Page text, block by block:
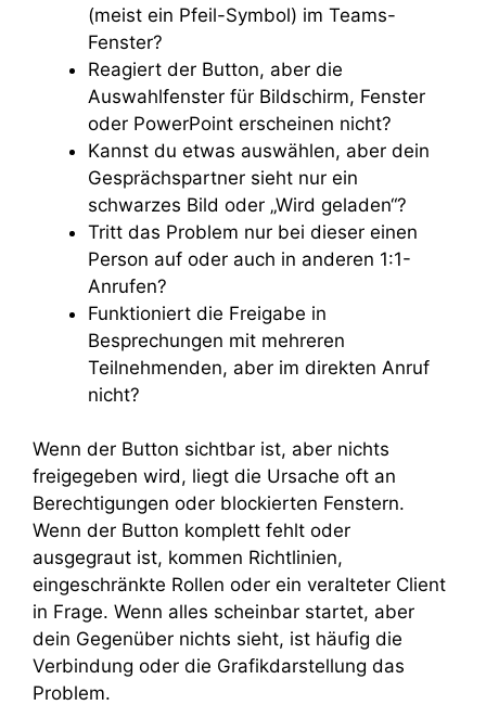
(meist ein Pfeil-Symbol) im Teams-
Fenster?
Reagiert der Button, aber die
Auswahlfenster für Bildschirm, Fenster
oder PowerPoint erscheinen nicht?
Kannst du etwas auswählen, aber dein
Gesprächspartner sieht nur ein
schwarzes Bild oder „Wird geladen“?
Tritt das Problem nur bei dieser einen
Person auf oder auch in anderen 1:1-
Anrufen?
Funktioniert die Freigabe in
Besprechungen mit mehreren
Teilnehmenden, aber im direkten Anruf
nicht?
Wenn der Button sichtbar ist, aber nichts
freigegeben wird, liegt die Ursache oft an
Berechtigungen oder blockierten Fenstern.
Wenn der Button komplett fehlt oder
ausgegraut ist, kommen Richtlinien,
eingeschränkte Rollen oder ein veralteter Client
in Frage. Wenn alles scheinbar startet, aber
dein Gegenüber nichts sieht, ist häufig die
Verbindung oder die Grafikdarstellung das
Problem.